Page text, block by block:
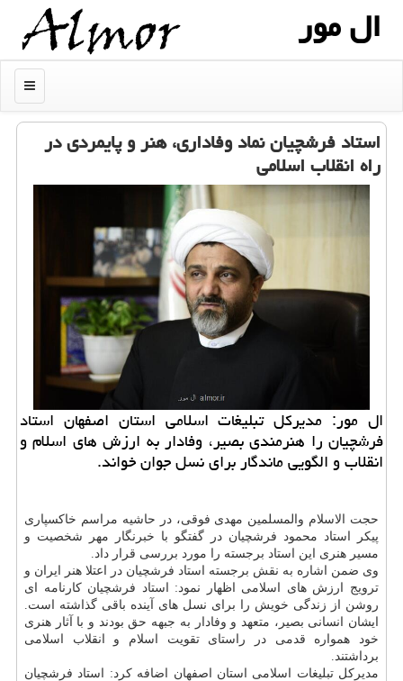
ال مور
منو
استاد فرشچیان نماد وفاداری، هنر و پایمردی در
راه انقلاب اسلامی
ال مور: مدیرکل تبلیغات اسلامی استان اصفهان استاد
فرشچیان را هنرمندی بصیر، وفادار به ارزش های اسلام و
انقلاب و الگویی ماندگار برای نسل جوان خواند.
حجت الاسلام والمسلمین مهدی فوقی، در حاشیه مراسم خاکسپاری
پیکر استاد محمود فرشچیان در گفتگو با خبرنگار مهر شخصیت و
مسیر هنری این استاد برجسته را مورد بررسی قرار داد.
وی ضمن اشاره به نقش برجسته استاد فرشچیان در اعتلا هنر ایران و
ترویج ارزش های اسلامی اظهار نمود: استاد فرشچیان کارنامه ای
روشن از زندگی خویش را برای نسل های آینده باقی گذاشته است.
ایشان انسانی بصیر، متعهد و وفادار به جبهه حق بودند و با آثار هنری
خود همواره قدمی در راستای تقویت اسلام و انقلاب اسلامی
برداشتند.
مدیرکل تبلیغات اسلامی استان اصفهان اضافه کرد: استاد فرشچیان